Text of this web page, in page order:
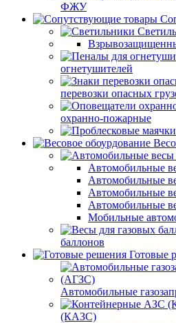
ФЖУ
огнетушителей
перевозки опасных
охранно-пожарные
Автомобильные
Автомобильные
Автомобильные
Автомобильные
Мобильные
баллонов
Готовые
Автомобильные
(КАЗС)